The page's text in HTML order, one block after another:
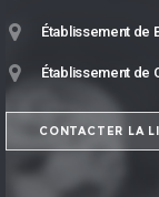
Établissement de
Établissement de
CONTACTER LA